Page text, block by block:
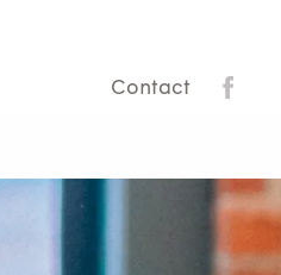
Contact